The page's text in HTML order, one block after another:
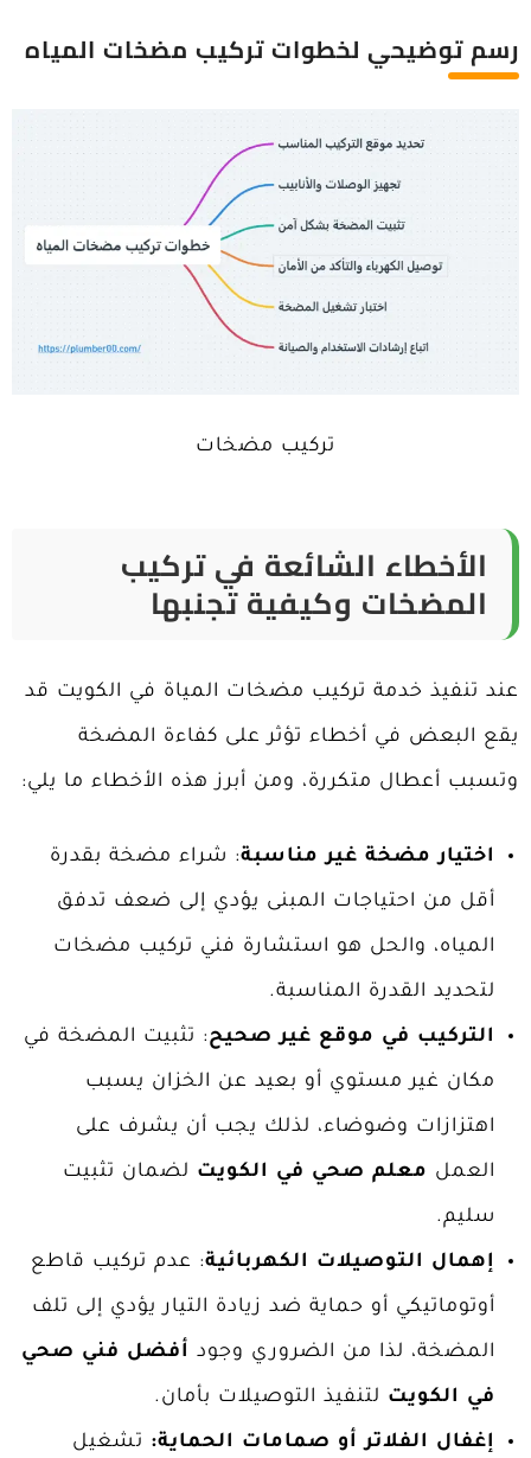
رسم توضيحي لخطوات تركيب مضخات المياه
تركيب مضخات
الأخطاء الشائعة في تركيب
المضخات وكيفية تجنبها
عند تنفيذ خدمة تركيب مضخات المياة في الكويت قد
يقع البعض في أخطاء تؤثر على كفاءة المضخة
وتسبب أعطال متكررة، ومن أبرز هذه الأخطاء ما يلي:
اختيار مضخة غير مناسبة: شراء مضخة بقدرة
أقل من احتياجات المبنى يؤدي إلى ضعف تدفق
المياه، والحل هو استشارة فني تركيب مضخات
لتحديد القدرة المناسبة.
التركيب في موقع غير صحيح: تثبيت المضخة في
مكان غير مستوي أو بعيد عن الخزان يسبب
اهتزازات وضوضاء، لذلك يجب أن يشرف على
العمل معلم صحي في الكويت لضمان تثبيت
سليم.
إهمال التوصيلات الكهربائية: عدم تركيب قاطع
أوتوماتيكي أو حماية ضد زيادة التيار يؤدي إلى تلف
المضخة، لذا من الضروري وجود أفضل فني صحي
في الكويت لتنفيذ التوصيلات بأمان.
إغفال الفلاتر أو صمامات الحماية: تشغيل